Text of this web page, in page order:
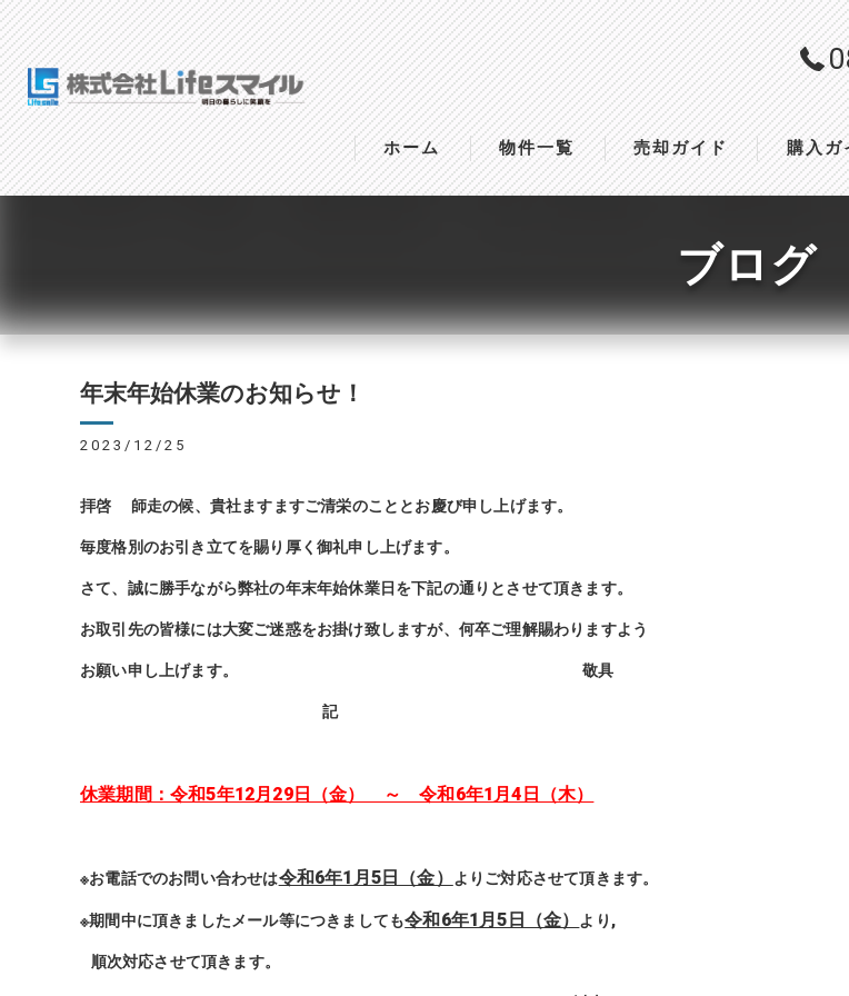
ホーム 物件一覧 売却ガイド 購入ガ
ブログ
年末年始休業のお知らせ！
2023/12/25
拝啓 師走の候、貴社ますますご清栄のこととお慶び申し上げます。
毎度格別のお引き立てを賜り厚く御礼申し上げます。
さて、誠に勝手ながら弊社の年末年始休業日を下記の通りとさせて頂きます。
お取引先の皆様には大変ご迷惑をお掛け致しますが、 何卒ご理解賜わりますよう
お願い申し上げます。 敬具
記
休業期間：令和5年12月29日（金） ～ 令和6年1月4日（木）
※お電話でのお問い合わせは令和6年1月5日（金） よりご対応させて頂きます。
※期間中に頂きましたメール等につきましても令和6年1月5日（金） より,
順次対応させて頂きます。